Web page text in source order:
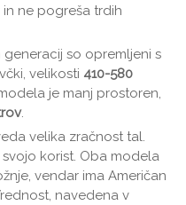
ne pogreša trdih
so opremljeni s
velikosti 410-580
je manj prostoren,
.
velika zračnost tal.
korist. Oba modela
vendar ima Američan
navedena v